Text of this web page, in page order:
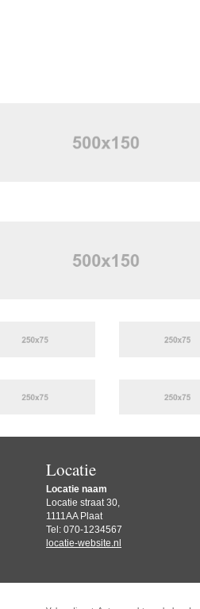
Locatie
Locatie naam
Locatie straat 30,
1111AA Plaat
Tel: 070-1234567
locatie-website.nl